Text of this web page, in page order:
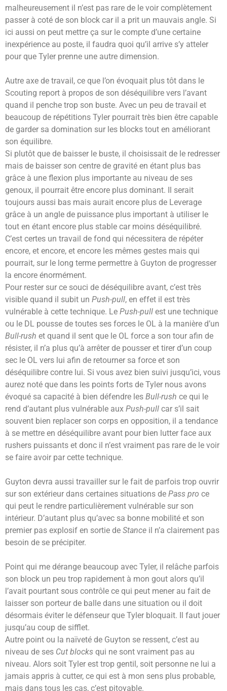
malheureusement il n’est pas rare de le voir complètement
passer à coté de son block car il a prit un mauvais angle. Si
ici aussi on peut mettre ça sur le compte d’une certaine
inexpérience au poste, il faudra quoi qu’il arrive s’y atteler
pour que Tyler prenne une autre dimension.
Autre axe de travail, ce que l’on évoquait plus tôt dans le
Scouting report à propos de son déséquilibre vers l’avant
quand il penche trop son buste. Avec un peu de travail et
beaucoup de répétitions Tyler pourrait très bien être capable
de garder sa domination sur les blocks tout en améliorant
son équilibre.
Si plutôt que de baisser le buste, il choisissait de le redresser
mais de baisser son centre de gravité en étant plus bas
grâce à une flexion plus importante au niveau de ses
genoux, il pourrait être encore plus dominant. Il serait
toujours aussi bas mais aurait encore plus de Leverage
grâce à un angle de puissance plus important à utiliser le
tout en étant encore plus stable car moins déséquilibré.
C’est certes un travail de fond qui nécessitera de répéter
encore, et encore, et encore les mêmes gestes mais qui
pourrait, sur le long terme permettre à Guyton de progresser
la encore énormément.
Pour rester sur ce souci de déséquilibre avant, c’est très
visible quand il subit un Push-pull, en effet il est très
vulnérable à cette technique. Le Push-pull est une technique
ou le DL pousse de toutes ses forces le OL à la manière d’un
Bull-rush et quand il sent que le OL force a son tour afin de
résister, il n’a plus qu’à arrêter de pousser et tirer d’un coup
sec le OL vers lui afin de retourner sa force et son
déséquilibre contre lui. Si vous avez bien suivi jusqu’ici, vous
aurez noté que dans les points forts de Tyler nous avons
évoqué sa capacité à bien défendre les Bull-rush ce qui le
rend d’autant plus vulnérable aux Push-pull car s’il sait
souvent bien replacer son corps en opposition, il a tendance
à se mettre en déséquilibre avant pour bien lutter face aux
rushers puissants et donc il n’est vraiment pas rare de le voir
se faire avoir par cette technique.
Guyton devra aussi travailler sur le fait de parfois trop ouvrir
sur son extérieur dans certaines situations de Pass pro ce
qui peut le rendre particulièrement vulnérable sur son
intérieur. D’autant plus qu’avec sa bonne mobilité et son
premier pas explosif en sortie de Stance il n’a clairement pas
besoin de se précipiter.
Point qui me dérange beaucoup avec Tyler, il relâche parfois
son block un peu trop rapidement à mon gout alors qu’il
l’avait pourtant sous contrôle ce qui peut mener au fait de
laisser son porteur de balle dans une situation ou il doit
désormais éviter le défenseur que Tyler bloquait. Il faut jouer
jusqu’au coup de sifflet.
Autre point ou la naïveté de Guyton se ressent, c’est au
niveau de ses Cut blocks qui ne sont vraiment pas au
niveau. Alors soit Tyler est trop gentil, soit personne ne lui a
jamais appris à cutter, ce qui est à mon sens plus probable,
mais dans tous les cas, c’est pitoyable.